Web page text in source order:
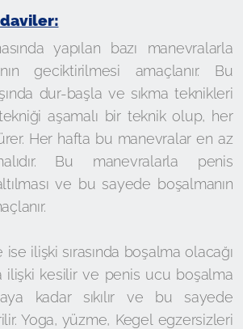
yapılan bazı manevralarla
geciktirilmesi amaçlanır. Bu
dur-başla ve sıkma teknikleri
aşamalı bir teknik olup, her
Her hafta bu manevralar en az
Bu manevralarla penis
ve bu sayede boşalmanın
ise ilişki sırasında boşalma olacağı
ilişki kesilir ve penis ucu boşalma
kadar sıkılır ve bu sayede
Yoga, yüzme, Kegel egzersizleri